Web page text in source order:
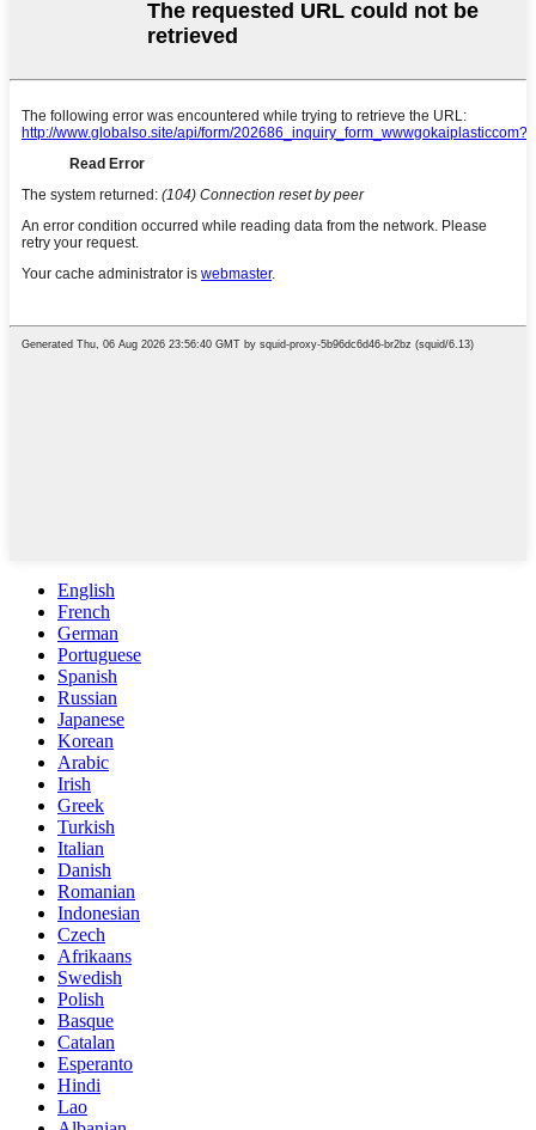
English
French
German
Portuguese
Spanish
Russian
Japanese
Korean
Arabic
Irish
Greek
Turkish
Italian
Danish
Romanian
Indonesian
Czech
Afrikaans
Swedish
Polish
Basque
Catalan
Esperanto
Hindi
Lao